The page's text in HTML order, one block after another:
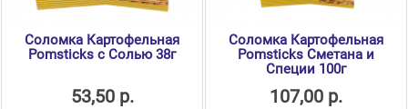
Соломка Картофельная
Pomsticks с Солью 38г
53,50 р.
Соломка Картофельная
Pomsticks Сметана и
Специи 100г
107,00 р.